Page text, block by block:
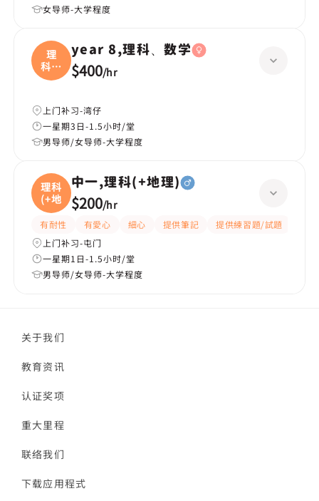
女导师-大学程度
理
科、
数学
year 8,理科、数学
$400/hr
上门补习-湾仔
一星期3日-1.5小时/堂
男导师/女导师-大学程度
理科
(+地
中一,理科(+地理)
$200/hr
有耐性 有愛心 細心 提供筆記 提供練習題/試題
上门补习-屯门
一星期1日-1.5小时/堂
男导师/女导师-大学程度
关于我们
教育资讯
认证奖项
重大里程
联络我们
下载应用程式